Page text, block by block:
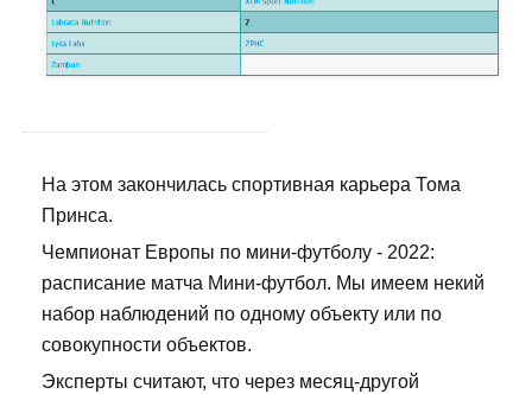
На этом закончилась спортивная карьера Тома
Принса.
Чемпионат Европы по мини-футболу - 2022:
расписание матча Мини-футбол. Мы имеем некий
набор наблюдений по одному объекту или по
совокупности объектов.
Эксперты считают, что через месяц-другой